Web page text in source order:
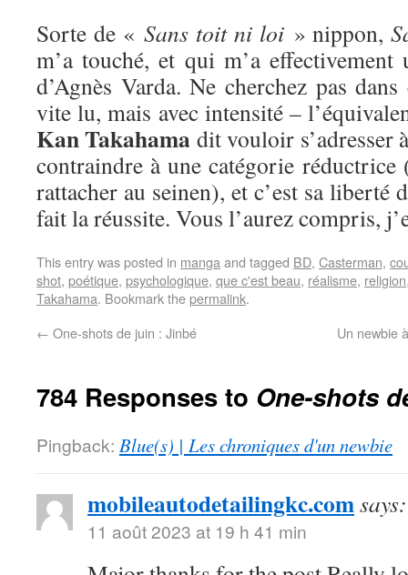
Sorte de «Sans toit ni loi» nippon,
m’a touché, et qui m’a
d’Agnès Varda. Ne cherchez pas
vite lu, mais avec intensité –
Kan Takahama dit vouloir s’adresser
contraindre à une catégorie
rattacher au seinen), et c’est sa liberté
fait la réussite. Vous l’aurez compris,
This entry was posted in manga and tagged BD, Casterman,
shot, poétique, psychologique, que c'est beau, réalisme, religion
Takahama. Bookmark thepermalink.
← One-shots de juin : Jinbé Un newbie
784 Responses to One-shots
Pingback: Blue(s) | Les chroniques d'un newbie
mobileautodetailingkc.comsays:
11 août 2023 at 19 h 41 min